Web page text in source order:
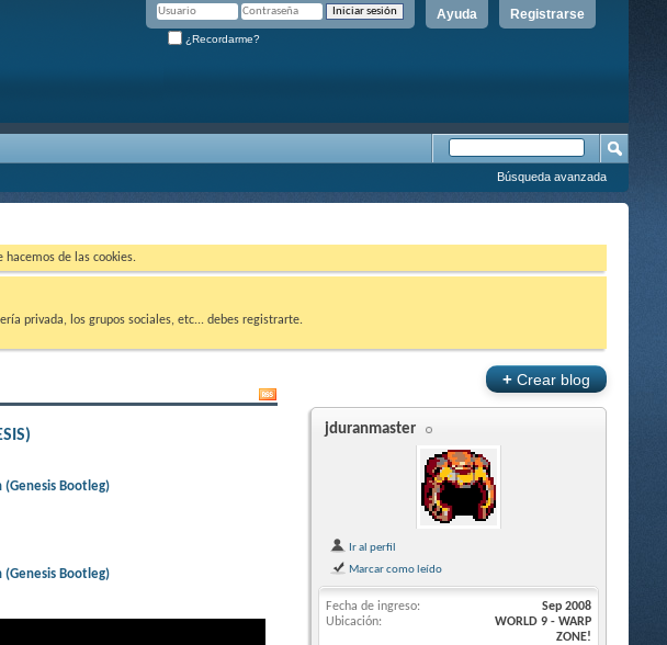
Registrarse
Ayuda
¿Recordarme?
Búsqueda avanzada
de las cookies.
privada, los grupos sociales, etc... debes registrarte.
(Genesis Bootleg)
(Genesis Bootleg)
+Crear blog
jduranmaster
Ir al perfil
Marcar como leído
Fecha de ingreso
Sep 2008
Ubicación
WORLD 9 - WARP
ZONE!